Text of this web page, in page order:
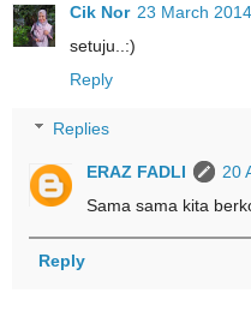
Cik Nor 23 March
setuju..:)
Reply
Replies
ERAZ FADLI
20
Sama sama kita
Reply